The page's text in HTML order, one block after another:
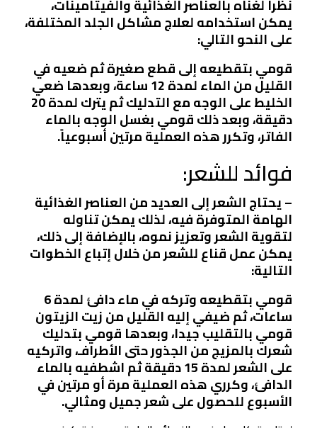
نظرا لغناه بالعناصر الغذائية والفيتامينات،
يمكن استخدامه لعلاج مشاكل الجلد المختلفة،
على النحو التالي:
قومي بتقطيعه إلى قطع صغيرة ثم ضعيه في
القليل من الماء لمدة 12 ساعة، وبعدها ضعي
الخليط على الوجه مع التدليك ثم يترك لمدة 20
دقيقة، وبعد ذلك قومي بغسل الوجه بالماء
الفاتر، وتكرر هذه العملية مرتين أسبوعياً.
فوائد للشعر:
– يحتاج الشعر إلى العديد من العناصر الغذائية
الهامة المتوفرة فيه، لذلك يمكن تناوله
لتقوية الشعر وتعزيز نموه، بالإضافة إلى ذلك،
يمكن عمل قناع للشعر من خلال إتباع الخطوات
التالية:
قومي بتقطيعه وتركه في ماء دافئ لمدة 6
ساعات، ثم ضيفي إليه القليل من زيت الزيتون
قومي بالتقليب جيدا، وبعدها قومي بتدليك
شعرك بالمزيج من الجذور حتى الأطرافـ، واتركيه
على الشعر لمدة 15 دقيقة ثم اشطفيه بالماء
الدافئ، وكرري هذه العملية مرة أو مرتين في
الأسبوع للحصول على شعر جميل ومثالي.